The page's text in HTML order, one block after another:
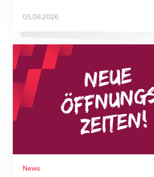
05.08.2026
News
Neue Empfangszeiten ab 1. August